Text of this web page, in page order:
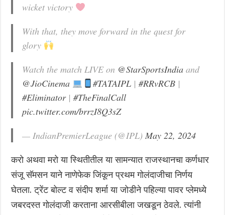
wicket victory
With that, they move forward in the quest for
glory
Watch the match LIVE on @StarSportsIndia and
@JioCinema
#TATAIPL |#RRvRCB |
#Eliminator|#TheFinalCall
pic.twitter.com/brrzI8Q3sZ
— IndianPremierLeague (@IPL)May 22, 2024
करो अथवा मरो या स्थितीतील या सामन्यात राजस्थानचा कर्णधार
संजू सॅमसन याने नाणेफेक जिंकून प्रथम गोलंदाजीचा निर्णय
घेतला. ट्रेंट बोल्ट व संदीप शर्मा या जोडीने पहिल्या पावर प्लेमध्ये
जबरदस्त गोलंदाजी करताना आरसीबीला जखडून ठेवले. त्यांनी